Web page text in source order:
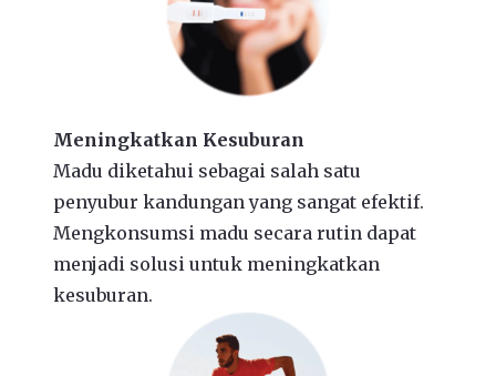
Meningkatkan Kesuburan
Madu diketahui sebagai salah satu
penyubur kandungan yang sangat efektif.
Mengkonsumsi madu secara rutin dapat
menjadi solusi untuk meningkatkan
kesuburan.